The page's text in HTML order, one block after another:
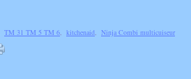
TM 31 TM 5 TM 6, kitchenaid, Ninja Combi multicuiseur